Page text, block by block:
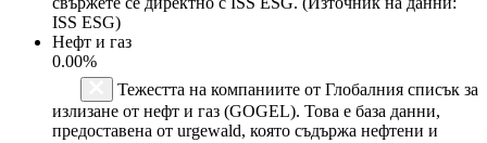
ISS ESG)
Нефт и газ
0.00%
Тежестта на компаниите от Глобалния списък за
излизане от нефт и газ (GOGEL). Това е база данни,
предоставена от urgewald, която съдържа нефтени и